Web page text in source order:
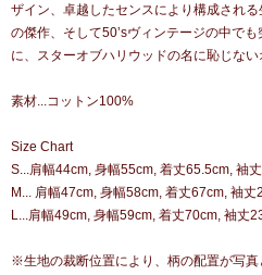
ザイン、卓越したセンスにより構成され
の傑作、そして50’sヴィンテージの中で
に、スターオブハリウッドの名に恥じない
素材...コットン100%
Size Chart
S...肩幅44cm, 身幅55cm, 着丈65.5cm, 袖
M... 肩幅47cm, 身幅58cm, 着丈67cm, 袖丈
L...肩幅49cm, 身幅59cm, 着丈70cm, 袖丈
※生地の裁断位置により、柄の配置が写真